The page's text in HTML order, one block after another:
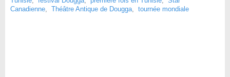
Canadienne, Théâtre Antique de Dougga, tournée mondiale